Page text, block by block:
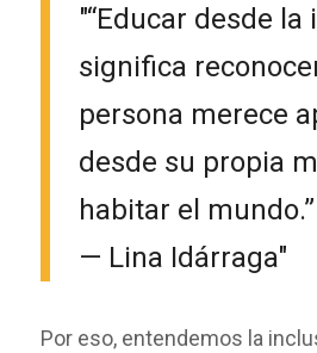
“Educar desde la
significa
persona merece
desde su propia
habitar el mundo.”
— Lina Idárraga
Por eso, entendemos la